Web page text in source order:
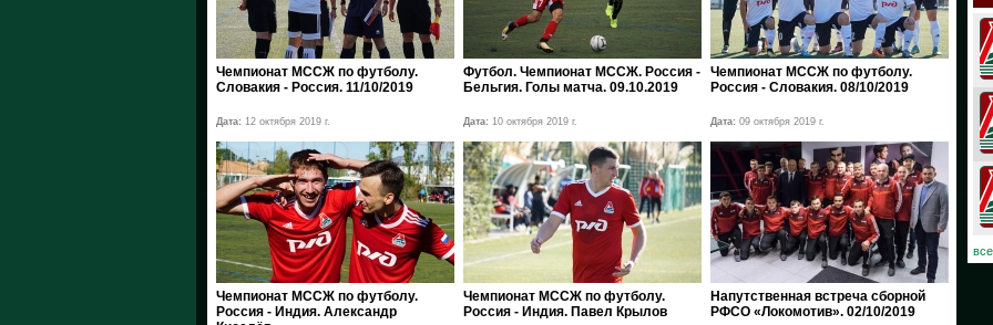
Чемпионат МССЖ по футболу.
Словакия - Россия. 11/10/2019
Дата: 12 октября 2019 г.
Футбол. Чемпионат МССЖ. Россия -
Бельгия. Голы матча. 09.10.2019
Дата: 10 октября 2019 г.
Чемпионат МССЖ по футболу.
Россия - Словакия. 08/10/2019
Дата: 09 октября 2019 г.
Чемпионат МССЖ по футболу.
Россия - Индия. Александр
Чемпионат МССЖ по футболу.
Россия - Индия. Павел Крылов
Напутственная встреча сборной
РФСО «Локомотив». 02/10/2019